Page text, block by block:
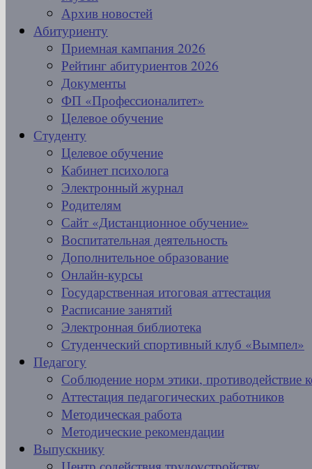
Архив новостей
Абитуриенту
Приемная кампания 2026
Рейтинг абитуриентов 2026
Документы
ФП «Профессионалитет»
Целевое обучение
Студенту
Целевое обучение
Кабинет психолога
Электронный журнал
Родителям
Сайт «Дистанционное обучение»
Воспитательная деятельность
Дополнительное образование
Онлайн-курсы
Государственная итоговая аттестация
Расписание занятий
Электронная библиотека
Студенческий спортивный клуб «Вымпел»
Педагогу
Соблюдение норм этики, противодействие
Аттестация педагогических работников
Методическая работа
Методические рекомендации
Выпускнику